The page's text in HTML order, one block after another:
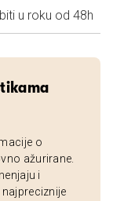
u roku od 48h
o
ažurirane.
i